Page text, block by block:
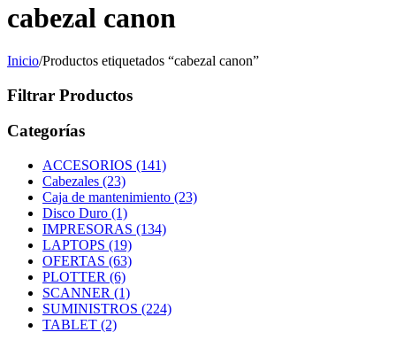
cabezal canon
Inicio/Productos etiquetados “cabezal canon”
Filtrar Productos
Categorías
ACCESORIOS (141)
Cabezales (23)
Caja de mantenimiento (23)
Disco Duro (1)
IMPRESORAS (134)
LAPTOPS (19)
OFERTAS (63)
PLOTTER (6)
SCANNER (1)
SUMINISTROS (224)
TABLET (2)